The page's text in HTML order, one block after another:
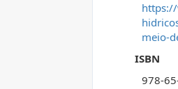
meio-
ISBN
978-